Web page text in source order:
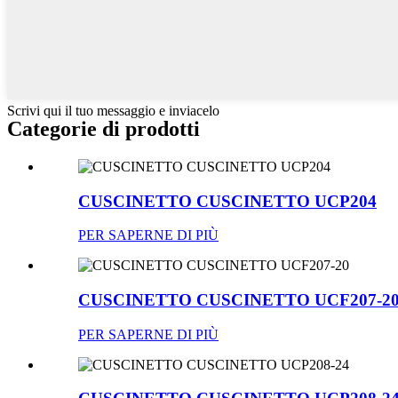
Scrivi qui il tuo messaggio e inviacelo
Categorie di prodotti
CUSCINETTO CUSCINETTO UCP204
PER SAPERNE DI PIÙ
CUSCINETTO CUSCINETTO UCF207-
PER SAPERNE DI PIÙ